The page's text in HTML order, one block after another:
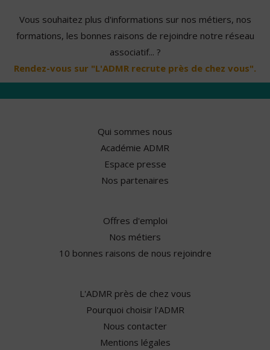
Vous souhaitez plus d'informations sur nos métiers, nos
formations, les bonnes raisons de rejoindre notre réseau
associatif... ?
Rendez-vous sur "L'ADMR recrute près de chez vous".
Qui sommes nous
Académie ADMR
Espace presse
Nos partenaires
Offres d'emploi
Nos métiers
10 bonnes raisons de nous rejoindre
L'ADMR près de chez vous
Pourquoi choisir l'ADMR
Nous contacter
Mentions légales